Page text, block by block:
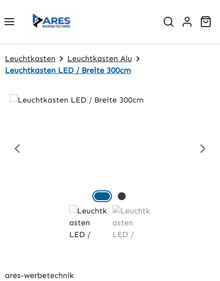
Leuchtkasten
Leuchtkasten Alu
Leuchtkasten LED / Breite 300cm
Bildergalerie überspringen
ares-werbetechnik